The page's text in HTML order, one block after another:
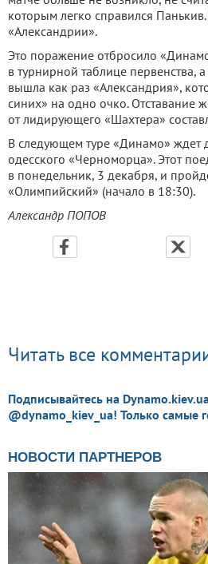
которым легко справился
«Александрии».
Это поражение отбросило
в турнирной таблице первенства,
вышла как раз «Александрия»,
синих» на одно очко. Отставание
от лидирующего «Шахтера»
В следующем туре «Динамо» ждет
одесского «Черноморца». Этот
в понедельник, 3 декабря, и
«Олимпийский» (начало в 18:30).
Александр ПОПОВ
Читать все
Подписывайтесь на
@dynamo_kiev_ua! Только самые